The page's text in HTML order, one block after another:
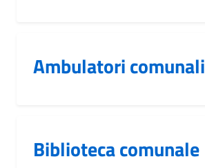
Ambulatori comunali
Biblioteca comunale